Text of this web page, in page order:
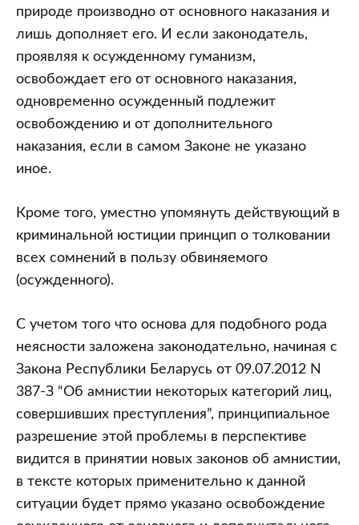
природе производно от основного наказания и
лишь дополняет его. И если законодатель,
проявляя к осужденному гуманизм,
освобождает его от основного наказания,
одновременно осужденный подлежит
освобождению и от дополнительного
наказания, если в самом Законе не указано
иное.
Кроме того, уместно упомянуть действующий в
криминальной юстиции принцип о толковании
всех сомнений в пользу обвиняемого
(осужденного).
С учетом того что основа для подобного рода
неясности заложена законодательно, начиная с
Закона Республики Беларусь от 09.07.2012 N
387-З “Об амнистии некоторых категорий лиц,
совершивших преступления”, принципиальное
разрешение этой проблемы в перспективе
видится в принятии новых законов об амнистии,
в тексте которых применительно к данной
ситуации будет прямо указано освобождение